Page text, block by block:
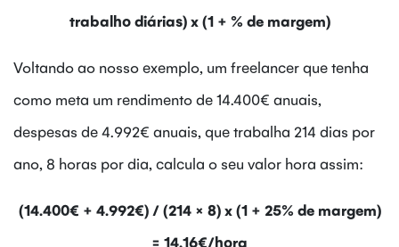
trabalho diárias) x (1 + % de margem)
Voltando ao nosso exemplo, um freelancer que tenha
como meta um rendimento de 14.400€ anuais,
despesas de 4.992€ anuais, que trabalha 214 dias por
ano, 8 horas por dia, calcula o seu valor hora assim:
(14.400€ + 4.992€) / (214 × 8)x (1 + 25% de margem)
= 14,16€/hora